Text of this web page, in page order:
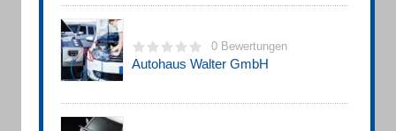
0 Bewertungen
Autohaus Walter GmbH